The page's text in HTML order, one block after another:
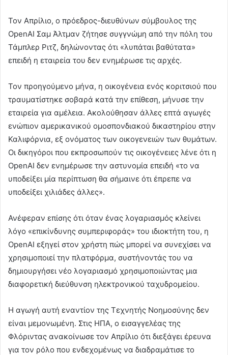
Τον Απρίλιο, ο πρόεδρος-διευθύνων σύμβουλος της
OpenAI Σαμ Άλτμαν ζήτησε συγγνώμη από την πόλη του
Τάμπλερ Ριτζ, δηλώνοντας ότι «λυπάται βαθύτατα»
επειδή η εταιρεία του δεν ενημέρωσε τις αρχές.
Τον προηγούμενο μήνα, η οικογένεια ενός κοριτσιού που
τραυματίστηκε σοβαρά κατά την επίθεση, μήνυσε την
εταιρεία για αμέλεια. Ακολούθησαν άλλες επτά αγωγές
ενώπιον αμερικανικού ομοσπονδιακού δικαστηρίου στην
Καλιφόρνια, εξ ονόματος των οικογενειών των θυμάτων.
Οι δικηγόροι που εκπροσωπούν τις οικογένειες λένε ότι η
OpenAI δεν ενημέρωσε την αστυνομία επειδή «το να
υποδείξει μία περίπτωση θα σήμαινε ότι έπρεπε να
υποδείξει χιλιάδες άλλες».
Ανέφεραν επίσης ότι όταν ένας λογαριασμός κλείνει
λόγο «επικίνδυνης συμπεριφοράς» του ιδιοκτήτη του, η
OpenAI εξηγεί στον χρήστη πώς μπορεί να συνεχίσει να
χρησιμοποιεί την πλατφόρμα, συστήνοντάς του να
δημιουργήσει νέο λογαριασμό χρησιμοποιώντας μια
διαφορετική διεύθυνση ηλεκτρονικού ταχυδρομείου.
Η αγωγή αυτή εναντίον της Τεχνητής Νοημοσύνης δεν
είναι μεμονωμένη. Στις ΗΠΑ, ο εισαγγελέας της
Φλόριντας ανακοίνωσε τον Απρίλιο ότι διεξάγει έρευνα
για τον ρόλο που ενδεχομένως να διαδραμάτισε το